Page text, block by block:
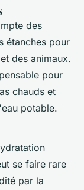
des
étanches pour
des animaux.
pour
chauds et
potable.
se faire rare
par la